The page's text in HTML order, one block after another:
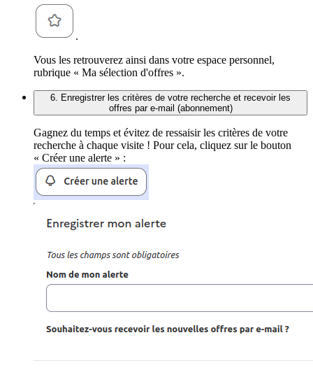
.
Vous les retrouverez ainsi dans votre espace personnel,
rubrique « Ma sélection d'offres ».
6. Enregistrer les critères de votre recherche et recevoir les
offres par e-mail (abonnement)
Gagnez du temps et évitez de ressaisir les critères de votre
recherche à chaque visite ! Pour cela, cliquez sur le bouton
« Créer une alerte » :